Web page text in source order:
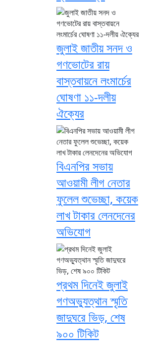
জুলাই জাতীয় সনদ ও
গণভোটের রায়
বাস্তবায়নে লংমার্চের
ঘোষণা ১১-দলীয়
ঐক্যের
বিএনপির সভায়
আওয়ামী লীগ নেতার
ফুলেল শুভেচ্ছা, কয়েক
লাখ টাকার লেনদেনের
অভিযোগ
প্রথম দিনেই জুলাই
গণঅভ্যুত্থান স্মৃতি
জাদুঘরে ভিড়, শেষ
৯০০ টিকিট